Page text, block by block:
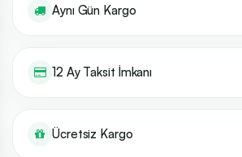
Aynı Gün Kargo
12 Ay Taksit İmkanı
Ücretsiz Kargo